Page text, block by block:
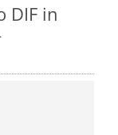
DIF in